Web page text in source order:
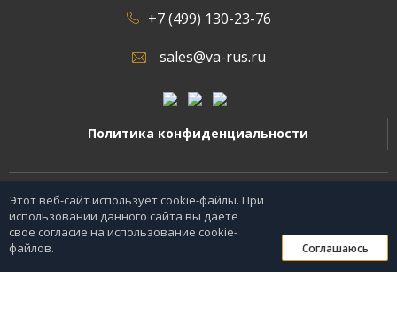
+7 (499) 130-23-76
sales@va-rus.ru
Политика конфиденциальности
2026 © Все права защищены.
0
Этот веб-сайт использует cookie-файлы. При
использовании данного сайта вы даете
свое согласие на использование cookie-
файлов.
Соглашаюсь